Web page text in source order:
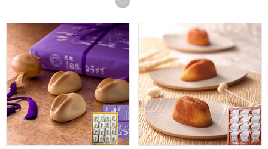
寿製菓 因幡の白うさぎ 16個入【年間ギフト】
寿製菓 白ウサギフィナンシ